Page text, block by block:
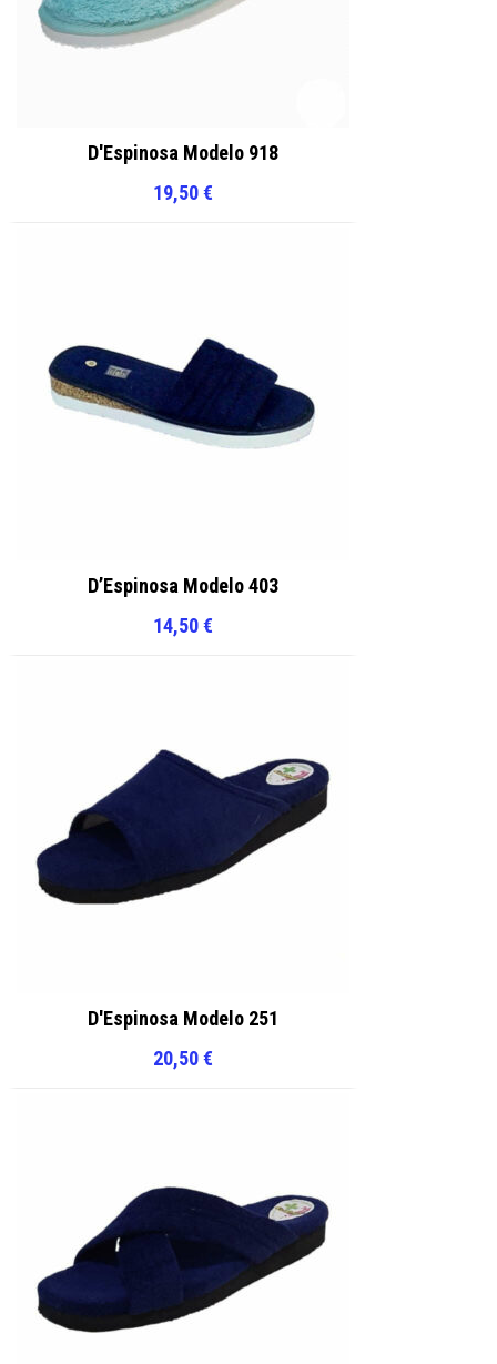
D'Espinosa Modelo 918
19,50€
D’Espinosa Modelo 403
14,50€
D'Espinosa Modelo 251
20,50€